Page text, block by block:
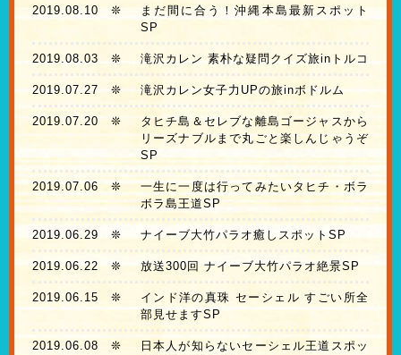
2019.08.10 ❊
まだ間に合う！沖縄本島最新スポット
SP
2019.08.03 ❊ 滝沢カレン 素朴な疑問クイズ旅inトルコ
2019.07.27 ❊ 滝沢カレン女子力UPの旅inボドルム
2019.07.20 ❊
タヒチ島＆セレブな離島ゴージャスから
リーズナブルまで丸ごと楽しんじゃうぞ
SP
2019.07.06❊
一生に一度は行ってみたいタヒチ・ボラ
ボラ島王道SP
2019.06.29 ❊ ナイーブ大竹パラオ癒しスポットSP
2019.06.22 ❊ 放送300回 ナイーブ大竹パラオ絶景SP
2019.06.15 ❊
インド洋の真珠 セーシェル すごい所全
部見せますSP
2019.06.08 ❊
日本人が知らないセーシェル王道スポッ